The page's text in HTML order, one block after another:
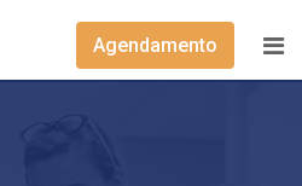
Agendamento